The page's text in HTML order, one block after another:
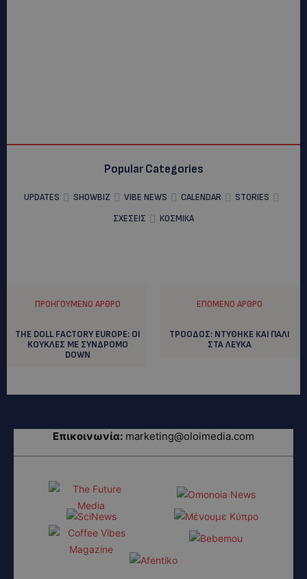
Popular Categories
UPDATES SHOWBIZ VIBE NEWS CALENDAR
STORIES
ΣΧΕΣΕΙΣ
ΚΟΣΜΙΚΑ
ΠΡΟΗΓΟΎΜΕΝΟ ΆΡΘΡΟ
TΗΕ DOLL FACTORY EUROPE: OI
KOYKΛΕΣ ΜΕ ΣΥΝΔΡΟΜΟ
DOWN
ΕΠΌΜΕΝΟ ΆΡΘΡΟ
ΤΡΟΟΔΟΣ: NTYΘΗΚΕ ΚΑΙ ΠΑΛΙ
ΣΤΑ ΛΕΥΚΑ
Επικοινωνία: marketing@oloimedia.com